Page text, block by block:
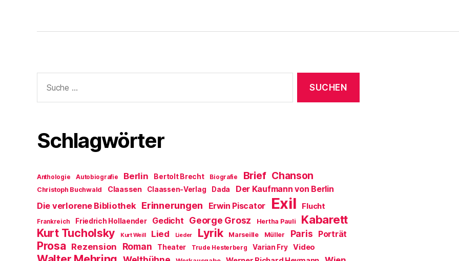
nach:
Schlagwörter
Anthologie Autobiografie Berlin Bertolt Brecht Biografie Brief Chanson
Christoph Buchwald Claassen Claassen-Verlag Dada Der Kaufmann von Berlin
Die verlorene Bibliothek Erinnerungen Erwin Piscator Exil Flucht
Frankreich Friedrich Hollaender Gedicht George Grosz Hertha Pauli Kabarett
Kurt Tucholsky Kurt Weill Lied Lieder Lyrik Marseille Müller Paris Porträt
Prosa Rezension Roman Theater Trude Hesterberg Varian Fry Video